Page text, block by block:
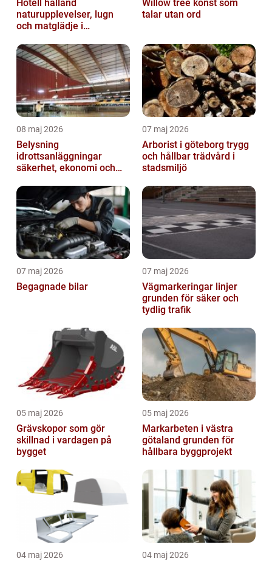
Hotell halland
naturupplevelser, lugn
och matglädje i
Willow tree konst som
talar utan ord
08 maj 2026
Belysning
idrottsanläggningar
säkerhet, ekonomi och
07 maj 2026
Arborist i göteborg trygg
och hållbar trädvård i
stadsmiljö
07 maj 2026
Begagnade bilar
07 maj 2026
Vägmarkeringar linjer
grunden för säker och
tydlig trafik
05 maj 2026
Grävskopor som gör
skillnad i vardagen på
bygget
05 maj 2026
Markarbeten i västra
götaland grunden för
hållbara byggprojekt
04 maj 2026 04 maj 2026